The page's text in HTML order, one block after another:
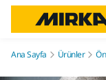
Ana Sayfa Ürünler